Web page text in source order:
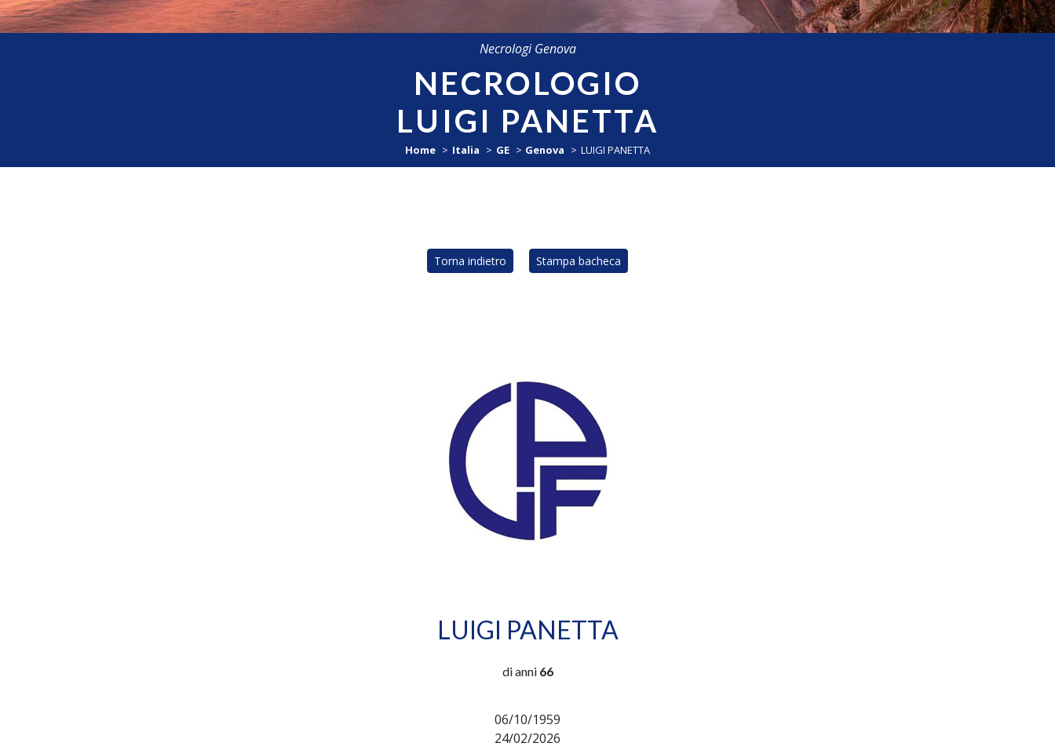
Necrologi Genova
NECROLOGIO
LUIGI PANETTA
Home Italia GE Genova LUIGI PANETTA
Torna indietro Stampa bacheca
LUIGI PANETTA
di anni 66
06/10/1959
24/02/2026